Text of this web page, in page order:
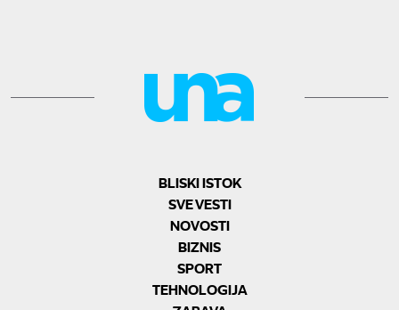
BLISKI ISTOK
SVE VESTI
NOVOSTI
BIZNIS
SPORT
TEHNOLOGIJA